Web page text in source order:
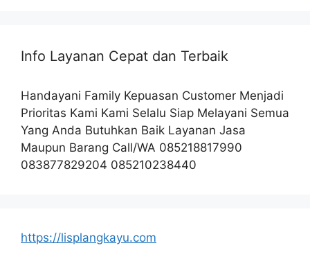
Info Layanan Cepat dan Terbaik
Handayani Family Kepuasan Customer Menjadi
Prioritas Kami Kami Selalu Siap Melayani Semua
Yang Anda Butuhkan Baik Layanan Jasa
Maupun Barang Call/WA 085218817990
083877829204 085210238440
https://lisplangkayu.com